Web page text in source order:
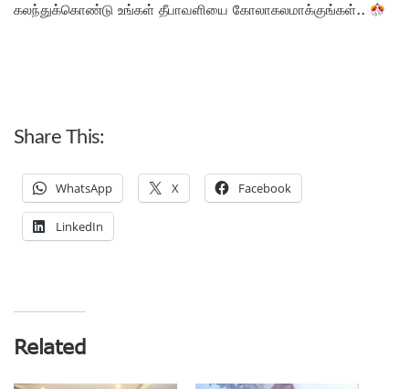
கலந்துக்கொண்டு உங்கள் தீபாவளியை கோலாகலமாக்குங்கள்..
Share This:
WhatsApp X Facebook
LinkedIn
Related